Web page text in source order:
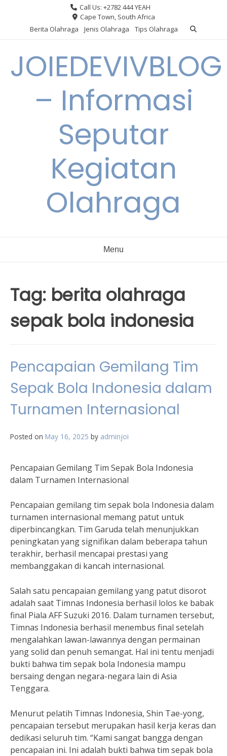
Call Us: +2782 444 YEAH
Cape Town, South Africa
Berita Olahraga
Jenis Olahraga Tips Olahraga
JOIEDEVIVBLOG
– Informasi
Seputar
Kegiatan
Olahraga
Menu
Tag: berita olahraga
sepak bola indonesia
Pencapaian Gemilang Tim
Sepak Bola Indonesia dalam
Turnamen Internasional
Posted on May 16, 2025 by adminjoi
Pencapaian Gemilang Tim Sepak Bola Indonesia
dalam Turnamen Internasional
Pencapaian gemilang tim sepak bola Indonesia dalam
turnamen internasional memang patut untuk
diperbincangkan. Tim Garuda telah menunjukkan
peningkatan yang signifikan dalam beberapa tahun
terakhir, berhasil mencapai prestasi yang
membanggakan di kancah internasional.
Salah satu pencapaian gemilang yang patut disorot
adalah saat Timnas Indonesia berhasil lolos ke babak
final Piala AFF Suzuki 2016. Dalam turnamen tersebut,
Timnas Indonesia berhasil menembus final setelah
mengalahkan lawan-lawannya dengan permainan
yang solid dan penuh semangat. Hal ini tentu menjadi
bukti bahwa tim sepak bola Indonesia mampu
bersaing dengan negara-negara lain di Asia
Tenggara.
Menurut pelatih Timnas Indonesia, Shin Tae-yong,
pencapaian tersebut merupakan hasil kerja keras dan
dedikasi seluruh tim. “Kami sangat bangga dengan
pencapaian ini. Ini adalah bukti bahwa tim sepak bola